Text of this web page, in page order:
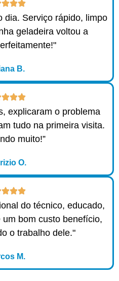
dia. Serviço rápido, limpo
geladeira voltou a
B.
explicaram o problema
tudo na primeira visita.
muito!”
O.
do técnico, educado,
bom custo benefício,
o trabalho dele."
M.